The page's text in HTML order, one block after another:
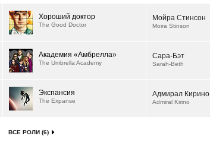
Хороший доктор
The Good Doctor
Мойра Стинсон
Moira Stinson
Академия «Амбрелла»
The Umbrella Academy
Сара-Бэт
Sarah-Beth
Экспансия
The Expanse
Адмирал Кирино
Admiral Kirino
ВСЕ РОЛИ (6)